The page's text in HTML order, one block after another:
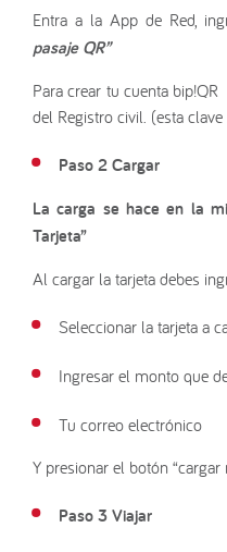
Entra a la App de Red,
pasaje QR”
Para crear tu cuenta
del Registro civil. (esta
Paso 2 Cargar
La carga se hace en la
Tarjeta”
Al cargar la tarjeta debes
Seleccionar la tarjeta a
Ingresar el monto que
Tu correo electrónico
Y presionar el botón “cargar
Paso 3 Viajar